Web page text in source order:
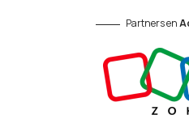
Partners en